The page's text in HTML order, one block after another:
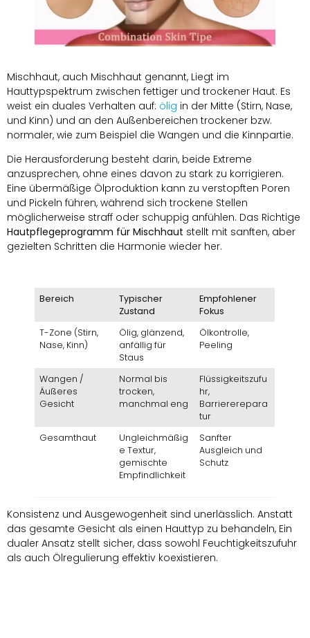
Mischhaut, auch Mischhaut genannt, Liegt im
Hauttypspektrum zwischen fettiger und trockener Haut. Es
weist ein duales Verhalten auf: ölig in der Mitte (Stirn, Nase,
und Kinn) und an den Außenbereichen trockener bzw.
normaler, wie zum Beispiel die Wangen und die Kinnpartie.
Die Herausforderung besteht darin, beide Extreme
anzusprechen, ohne eines davon zu stark zu korrigieren.
Eine übermäßige Ölproduktion kann zu verstopften Poren
und Pickeln führen, während sich trockene Stellen
möglicherweise straff oder schuppig anfühlen. Das Richtige
Hautpflegeprogramm für Mischhaut stellt mit sanften, aber
gezielten Schritten die Harmonie wieder her.
Bereich
Typischer
Zustand
Empfohlener
Fokus
T-Zone (Stirn,
Nase, Kinn)
Ölig, glänzend,
anfällig für
Staus
Ölkontrolle,
Peeling
Wangen /
Äußeres
Gesicht
Normal bis
trocken,
manchmal eng
Flüssigkeitszufu
hr,
Barriererepara
tur
Gesamthaut
Ungleichmäßig
e Textur,
gemischte
Empfindlichkeit
Sanfter
Ausgleich und
Schutz
Konsistenz und Ausgewogenheit sind unerlässlich. Anstatt
das gesamte Gesicht als einen Hauttyp zu behandeln, Ein
dualer Ansatz stellt sicher, dass sowohl Feuchtigkeitszufuhr
als auch Ölregulierung effektiv koexistieren.